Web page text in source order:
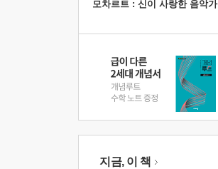
모차르트 : 신이 사랑한 음악가
지금, 이 책